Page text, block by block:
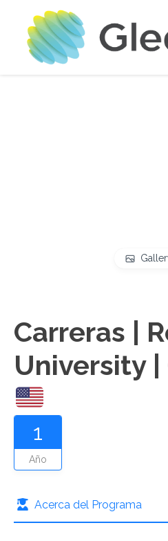
Carreras |
University |
1
Año
Acerca del Programa